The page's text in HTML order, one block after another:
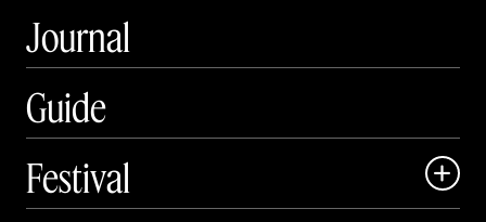
Journal
Guide
Festival
